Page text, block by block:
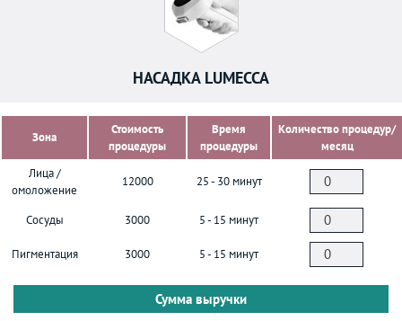
НАСАДКА LUMECCA
Зона
Стоимость
процедуры
Время
процедуры
Количество процедур/
месяц
Лица /
омоложение
12000 25 - 30 минут
Сосуды 3000 5 - 15 минут
Пигментация 3000 5 - 15 минут
Сумма выручки